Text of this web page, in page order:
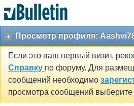
Просмотр профиля:
Если это ваш первый визит,
Справку по форуму. Для
сообщений необходимо
просмотра сообщений выберите